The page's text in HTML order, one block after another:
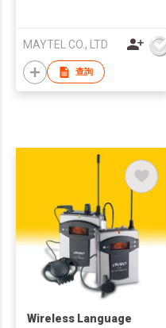
MAYTEL CO., LTD
查詢
Wireless Language